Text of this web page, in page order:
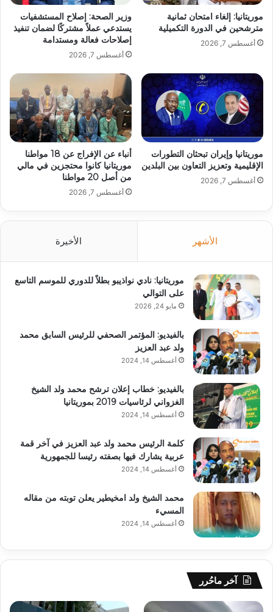
موريتانيا: إلغاء امتحان ثمانية
مترشحين في الدورة التكميلية
أغسطس 7, 2026
وزير الصحة: إصلاح المستشفيات
يستدعي عملاً مشتركًا لضمان تنفيذ
إصلاحات فعالة ومستدامة
أغسطس 7, 2026
موريتانيا وإيران تبحثان التطورات
الإقليمية وتعزيز التعاون بين البلدين
أغسطس 7, 2026
أنباء عن الإفراج عن 18 مواطنا
موريتانيا كانوا محتجزين في مالي
من أصل 20 مواطنا
أغسطس 7, 2026
الأشهر الأخيرة
موريتانيا: نادي نواذيبو بطلاً للدوري للموسم التاسع
على التوالي
مايو 24, 2026
بالفيديو: المؤتمر الصحفي للرئيس السابق محمد
ولد عبد العزيز
أغسطس 14, 2024
بالفيديو: خطاب إعلان ترشح محمد ولد الشيخ
الغزواني لرئاسيات 2019 بموريتانيا
أغسطس 14, 2024
كلمة الرئيس محمد ولد عبد العزيز في آخر قمة
عربية يشارك فيها بصفته رئيسا للجمهورية
أغسطس 14, 2024
محمد الشيخ ولد امخيطير يعلن توبته من مقاله
المسيء
أغسطس 14, 2024
آخر ماحُرر